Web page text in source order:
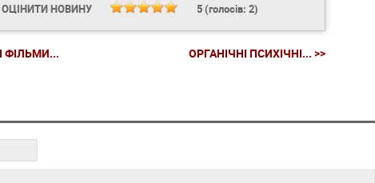
ОЦІНИТИ НОВИНУ 5(голосів: 2)
ФІЛЬМИ... ОРГАНІЧНІ ПСИХІЧНІ... >>